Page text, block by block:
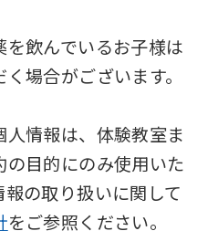
飲んでいるお子様は
場合がございます。
情報は、体験教室ま
目的にのみ使用いた
の取り扱いに関して
をご参照ください。
translated
mechanically,
so
it
may
not
be
an